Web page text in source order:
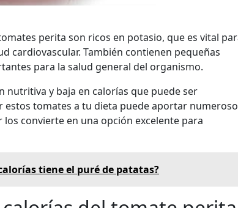
perita son ricos en potasio, que es vital
cardiovascular. También contienen pequeñas
para la salud general del organismo.
nutritiva y baja en calorías que puede ser
tomates a tu dieta puede aportar
convierte en una opción excelente para
tiene el puré de patatas?